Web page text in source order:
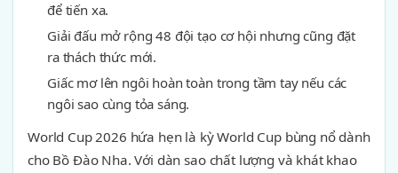
để tiến xa.
Giải đấu mở rộng 48 đội tạo cơ hội nhưng cũng đặt
ra thách thức mới.
Giấc mơ lên ngôi hoàn toàn trong tầm tay nếu các
ngôi sao cùng tỏa sáng.
World Cup 2026 hứa hẹn là kỳ World Cup bùng nổ dành
cho Bồ Đào Nha. Với dàn sao chất lượng và khát khao